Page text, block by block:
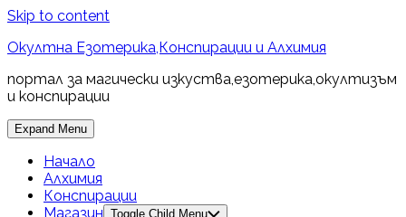
Skip to content
Окултна Езотерика,Конспирации и Алхимия
портал за магически изкуства,езотерика,окултизъм
и конспирации
Expand Menu
Начало
Алхимия
Конспирации
Магазин Toggle Child Menu